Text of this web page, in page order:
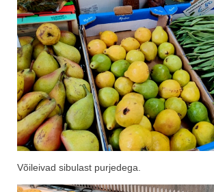
Võileivad sibulast purjedega.